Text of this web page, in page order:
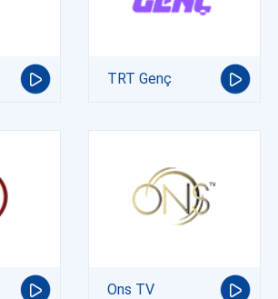
TRT Genç
Ons TV